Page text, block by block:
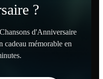
?
d'Anniversaire
cadeau mémorable en